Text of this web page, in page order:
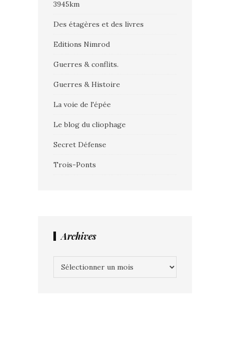
3945km
Des étagères et des livres
Editions Nimrod
Guerres & conflits.
Guerres & Histoire
La voie de l'épée
Le blog du cliophage
Secret Défense
Trois-Ponts
Archives